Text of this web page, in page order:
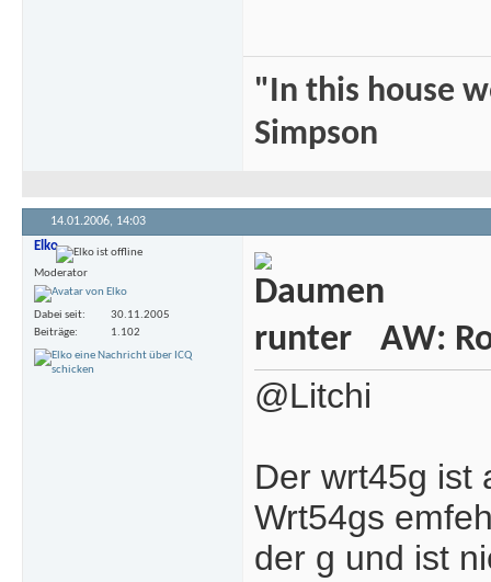
"In this house
Simpson
14.01.2006, 14:03
Elko
Moderator
Dabei seit
30.11.2005
Beiträge
1.102 AW:
@Litchi
Der wrt45g ist
Wrt54gs
der g und ist